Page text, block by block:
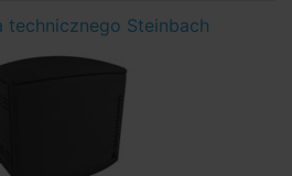
technicznego Steinbach